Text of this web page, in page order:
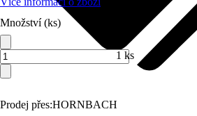
Prodej přes:HORNBACH
Množství (ks)
1 ks